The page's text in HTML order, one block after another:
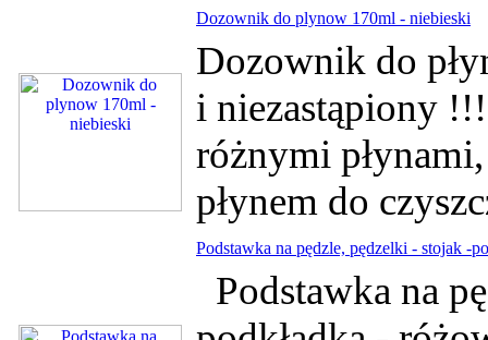
Dozownik do plynow 170ml - niebieski
Dozownik do
i niezastąpiony
różnymi
płynem do
Podstawka na pędzle, pędzelki - stojak -
Podstawka na